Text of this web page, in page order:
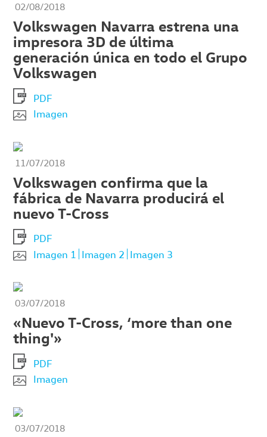
02/08/2018
Volkswagen Navarra estrena una
impresora 3D de última
generación única en todo el Grupo
Volkswagen
PDF
Imagen
11/07/2018
Volkswagen confirma que la
fábrica de Navarra producirá el
nuevo T-Cross
PDF
Imagen 1
Imagen 2 Imagen 3
03/07/2018
«Nuevo T-Cross, ‘more than one
thing'»
PDF
Imagen
03/07/2018